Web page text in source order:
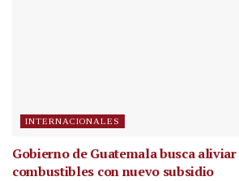
INTERNACIONALES
Gobierno de Guatemala busca
combustibles con nuevo subsidio